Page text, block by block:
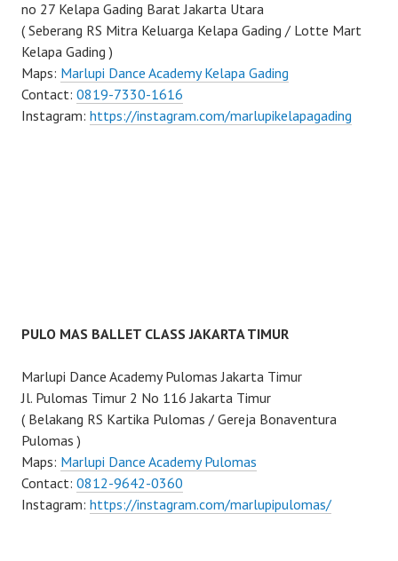
no 27 Kelapa Gading Barat Jakarta Utara
( Seberang RS Mitra Keluarga Kelapa Gading / Lotte Mart
Kelapa Gading )
Maps: Marlupi Dance Academy Kelapa Gading
Contact: 0819-7330-1616
Instagram: https://instagram.com/marlupikelapagading
PULO MAS BALLET CLASS JAKARTA TIMUR
Marlupi Dance Academy Pulomas Jakarta Timur
Jl. Pulomas Timur 2 No 116 Jakarta Timur
( Belakang RS Kartika Pulomas / Gereja Bonaventura
Pulomas )
Maps: Marlupi Dance Academy Pulomas
Contact: 0812-9642-0360
Instagram: https://instagram.com/marlupipulomas/